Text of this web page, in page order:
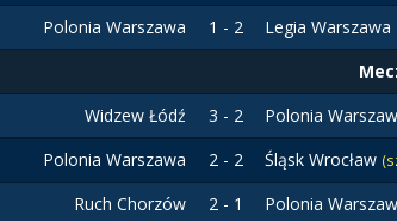
Polonia Warszawa 1 - 2 Legia Warszawa
Widzew Łódź 3 - 2 Polonia
Polonia Warszawa 2 - 2 Śląsk Wrocław
Ruch Chorzów 2 - 1 Polonia